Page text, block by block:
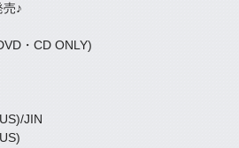
♪
・CD ONLY)
JIN